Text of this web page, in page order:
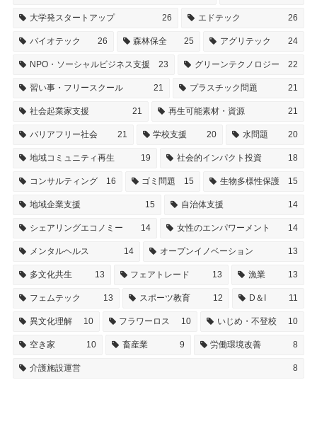
大学発スタートアップ 26 エドテック 26
バイオテック 26 森林保全 25 アグリテック 24
NPO・ソーシャルビジネス支援 23 グリーンテクノロジー 22
習い事・フリースクール 21 プラスチック問題 21
社会起業家支援 21 再生可能素材・資源 21
バリアフリー社会 21 学校支援 20 水問題 20
地域コミュニティ再生 19 社会的インパクト投資 18
コンサルティング 16 ゴミ問題 15 生物多様性保護 15
地域企業支援 15 自治体支援 14
シェアリングエコノミー 14 女性のエンパワーメント 14
メンタルヘルス 14 オープンイノベーション 13
多文化共生 13 フェアトレード 13 漁業 13
フェムテック 13 スポーツ教育 12 D＆I 11
異文化理解 10 フラワーロス 10 いじめ・不登校 10
空き家 10 畜産業 9 労働環境改善 8
介護施設運営 8